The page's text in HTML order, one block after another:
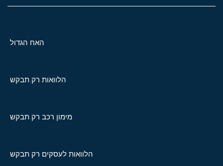
האח הגדול
הלוואות רק תבקש
מימון רכב רק תבקש
הלוואות לעסקים רק תבקש